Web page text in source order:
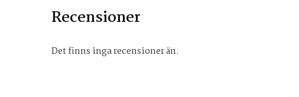
Recensioner
Det finns inga recensioner än.